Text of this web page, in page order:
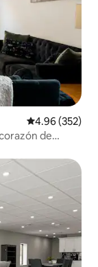
Calificación
4.96 (352)
de